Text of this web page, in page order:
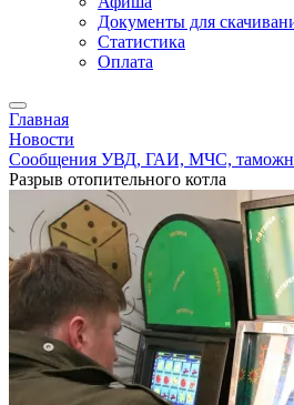
Документы для
Статистика
Оплата
Главная
Новости
Сообщения УВД, ГАИ, МЧС,
Разрыв отопительного котла